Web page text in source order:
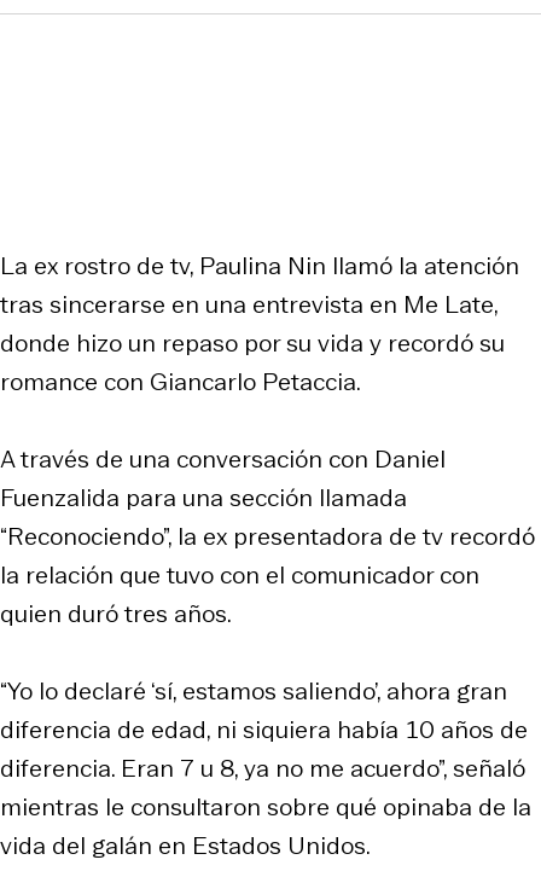
La ex rostro de tv, Paulina Nin llamó la atención
tras sincerarse en una entrevista en Me Late,
donde hizo un repaso por su vida y recordó su
romance con Giancarlo Petaccia.
A través de una conversación con Daniel
Fuenzalida para una sección llamada
“Reconociendo”, la ex presentadora de tv recordó
la relación que tuvo con el comunicador con
quien duró tres años.
“Yo lo declaré ‘sí, estamos saliendo’, ahora gran
diferencia de edad, ni siquiera había 10 años de
diferencia. Eran 7 u 8, ya no me acuerdo”, señaló
mientras le consultaron sobre qué opinaba de la
vida del galán en Estados Unidos.